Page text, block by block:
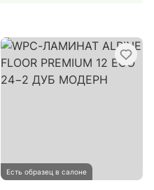
Есть образец в салоне